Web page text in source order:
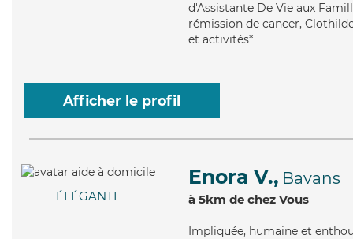
d'Assistante De Vie aux
rémission de cancer,
et activités*
Afficher le profil
ÉLÉGANTE
Enora V., Bavans
à 5km de chez Vous
Impliquée, humaine et